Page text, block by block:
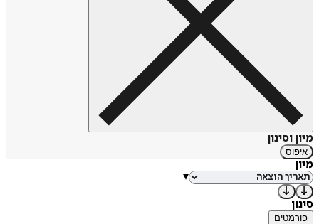
מיון וסינון
איפוס
מיון
▾
סינון
פורמטים